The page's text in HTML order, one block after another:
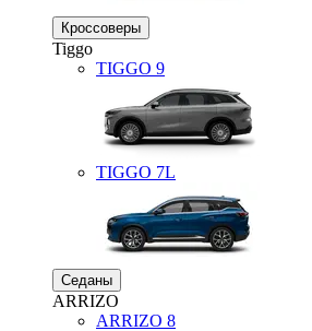
Кроссоверы
Tiggo
TIGGO 9
TIGGO 7L
Седаны
ARRIZO
ARRIZO 8